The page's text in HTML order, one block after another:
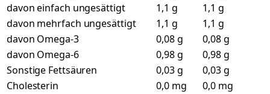
davon einfach ungesättigt
1,1 g
1,1 g
davon mehrfach ungesättigt
1,1 g
1,1 g
davon Omega-3
0,08 g
0,08 g
davon Omega-6
0,98 g
0,98 g
Sonstige Fettsäuren
0,03 g
0,03 g
Cholesterin
0,0 mg
0,0 mg